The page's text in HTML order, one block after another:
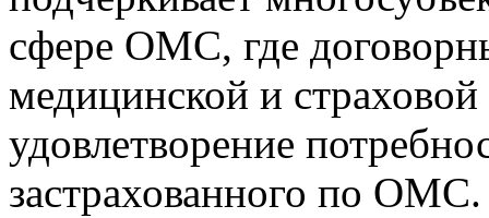
сфере ОМС, где
медицинской и
удовлетворение
застрахованного по ОМС.